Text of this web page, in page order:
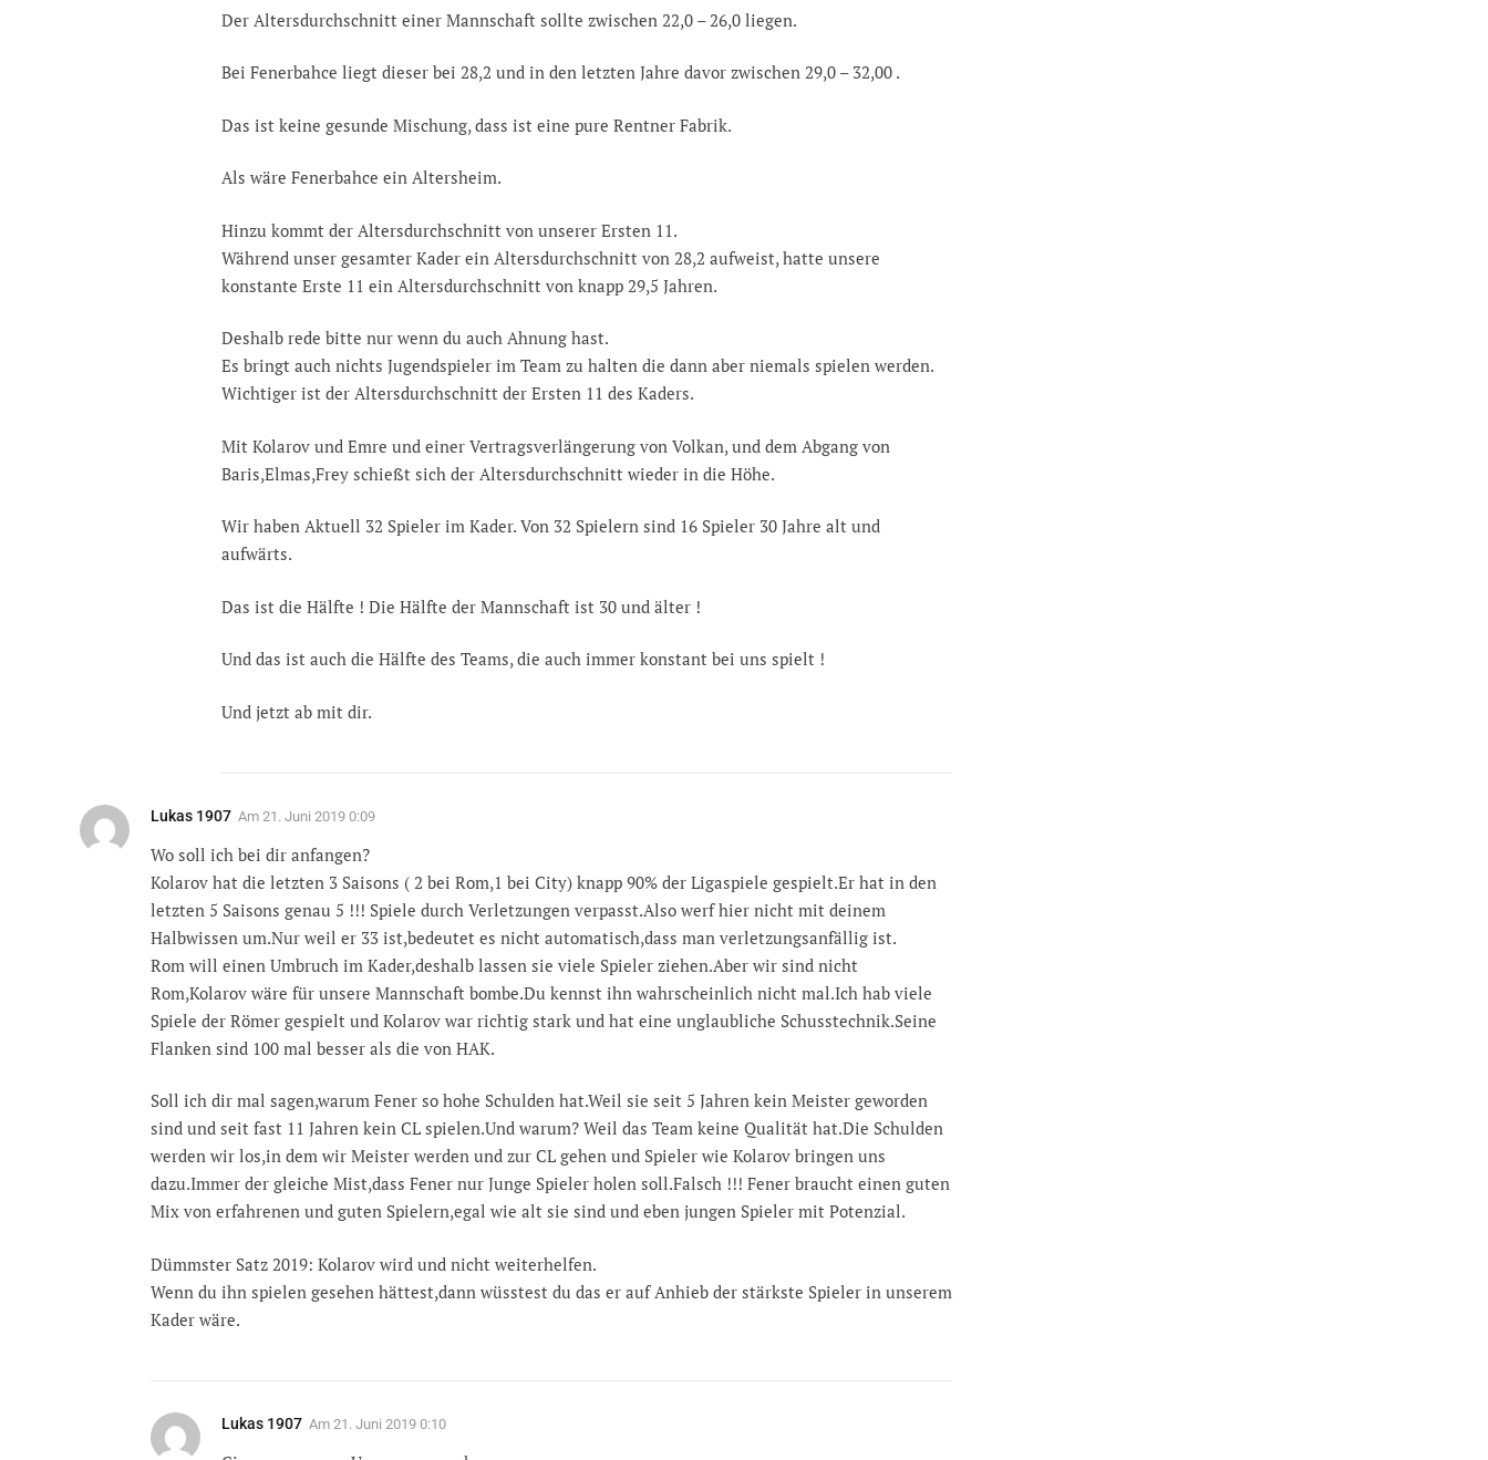
Der Altersdurchschnitt einer Mannschaft sollte zwischen 22,0 – 26,0 liegen.
Bei Fenerbahce liegt dieser bei 28,2 und in den letzten Jahre davor zwischen 29,0 – 32,00 .
Das ist keine gesunde Mischung, dass ist eine pure Rentner Fabrik.
Als wäre Fenerbahce ein Altersheim.
Hinzu kommt der Altersdurchschnitt von unserer Ersten 11.
Während unser gesamter Kader ein Altersdurchschnitt von 28,2 aufweist, hatte unsere
konstante Erste 11 ein Altersdurchschnitt von knapp 29,5 Jahren.
Deshalb rede bitte nur wenn du auch Ahnung hast.
Es bringt auch nichts Jugendspieler im Team zu halten die dann aber niemals spielen werden.
Wichtiger ist der Altersdurchschnitt der Ersten 11 des Kaders.
Mit Kolarov und Emre und einer Vertragsverlängerung von Volkan, und dem Abgang von
Baris,Elmas,Frey schießt sich der Altersdurchschnitt wieder in die Höhe.
Wir haben Aktuell 32 Spieler im Kader. Von 32 Spielern sind 16 Spieler 30 Jahre alt und
aufwärts.
Das ist die Hälfte ! Die Hälfte der Mannschaft ist 30 und älter !
Und das ist auch die Hälfte des Teams, die auch immer konstant bei uns spielt !
Und jetzt ab mit dir.
Lukas 1907 Am 21. Juni 2019 0:09
Wo soll ich bei dir anfangen?
Kolarov hat die letzten 3 Saisons ( 2 bei Rom,1 bei City) knapp 90% der Ligaspiele gespielt.Er hat in den
letzten 5 Saisons genau 5 !!! Spiele durch Verletzungen verpasst.Also werf hier nicht mit deinem
Halbwissen um.Nur weil er 33 ist,bedeutet es nicht automatisch,dass man verletzungsanfällig ist.
Rom will einen Umbruch im Kader,deshalb lassen sie viele Spieler ziehen.Aber wir sind nicht
Rom,Kolarov wäre für unsere Mannschaft bombe.Du kennst ihn wahrscheinlich nicht mal.Ich hab viele
Spiele der Römer gespielt und Kolarov war richtig stark und hat eine unglaubliche Schusstechnik.Seine
Flanken sind 100 mal besser als die von HAK.
Soll ich dir mal sagen,warum Fener so hohe Schulden hat.Weil sie seit 5 Jahren kein Meister geworden
sind und seit fast 11 Jahren kein CL spielen.Und warum? Weil das Team keine Qualität hat.Die Schulden
werden wir los,in dem wir Meister werden und zur CL gehen und Spieler wie Kolarov bringen uns
dazu.Immer der gleiche Mist,dass Fener nur Junge Spieler holen soll.Falsch !!! Fener braucht einen guten
Mix von erfahrenen und guten Spielern,egal wie alt sie sind und eben jungen Spieler mit Potenzial.
Dümmster Satz 2019: Kolarov wird und nicht weiterhelfen.
Wenn du ihn spielen gesehen hättest,dann wüsstest du das er auf Anhieb der stärkste Spieler in unserem
Kader wäre.
Lukas 1907 Am 21. Juni 2019 0:10